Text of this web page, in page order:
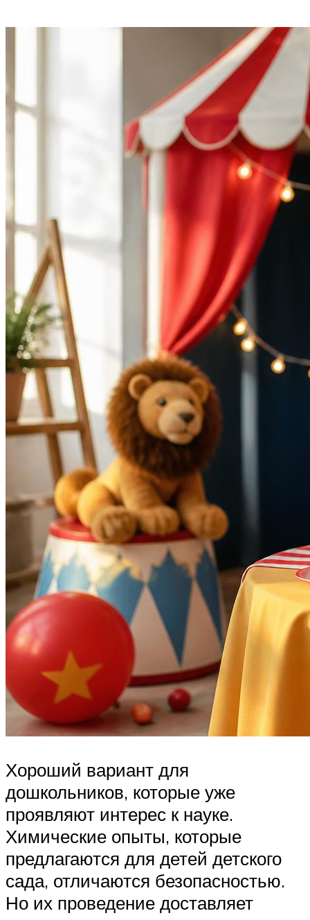
Хороший вариант для
дошкольников, которые уже
проявляют интерес к науке.
Химические опыты, которые
предлагаются для детей детского
сада, отличаются безопасностью.
Но их проведение доставляет